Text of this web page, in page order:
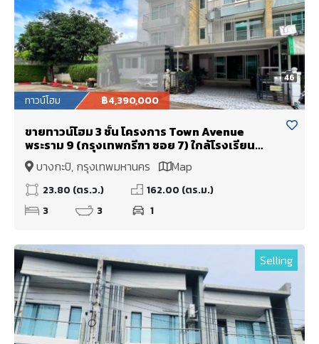
46
ทาวน์โฮม ฿4,390,000
ขายทาวน์โฮม 3 ชั้น โครงการ Town Avenue
พระราม 9 (กรุงเทพกรีฑา ซอย 7) ใกล้โรงเรียน
นานาชาติเวลลิงตัน และ โรงเรียนนานาชาติไบรท์ตัน
คอลเลจ
บางกะปิ, กรุงเทพมหานคร Map
23.80 (ตร.ว.)
162.00 (ตร.ม.)
3
3 1
Selling